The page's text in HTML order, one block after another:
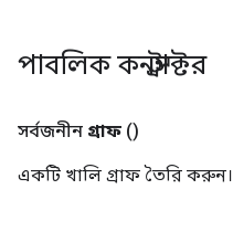
পাবলিক কনস্ট্রাক্টর
সর্বজনীন গ্রাফ ()
একটি খালি গ্রাফ তৈরি করুন।